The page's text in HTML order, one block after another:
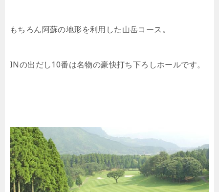
もちろん阿蘇の地形を利用した山岳コース。
INの出だし10番は名物の豪快打ち下ろしホールです。